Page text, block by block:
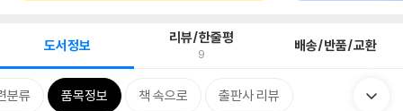
도서정보 리뷰/한줄평
9 배송/반품/교환
분류 품목정보 책 속으로 출판사 리뷰